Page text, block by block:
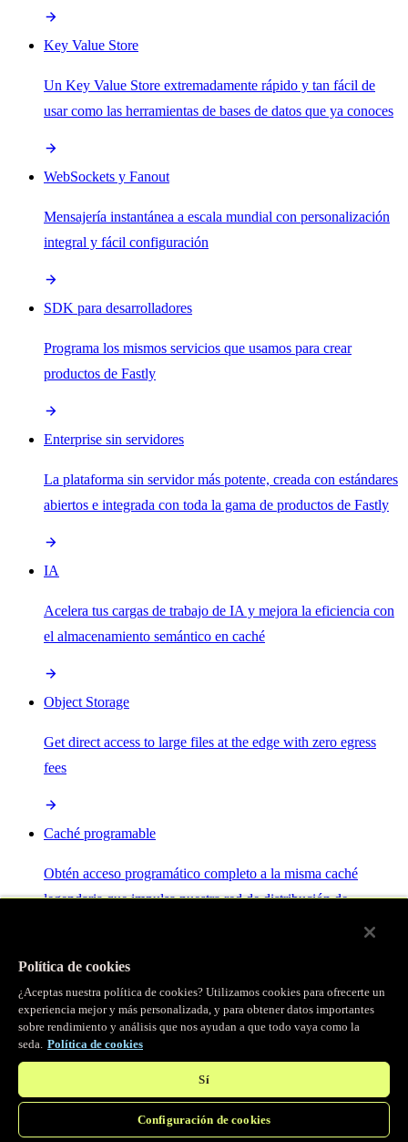
Key Value Store
Un Key Value Store extremadamente rápido y tan fácil de
usar como las herramientas de bases de datos que ya conoces
WebSockets y Fanout
Mensajería instantánea a escala mundial con personalización
integral y fácil configuración
SDK para desarrolladores
Programa los mismos servicios que usamos para crear
productos de Fastly
Enterprise sin servidores
La plataforma sin servidor más potente, creada con estándares
abiertos e integrada con toda la gama de productos de Fastly
IA
Acelera tus cargas de trabajo de IA y mejora la eficiencia con
el almacenamiento semántico en caché
Object Storage
Get direct access to large files at the edge with zero egress
fees
Caché programable
Obtén acceso programático completo a la misma caché
legendaria que impulsa nuestra red de distribución de
Servidor MCP
Control por IA para tus servicios Fastly.
Política de cookies
¿Aceptas nuestra política de cookies? Utilizamos cookies para ofrecerte un
experiencia mejor y más personalizada, y para obtener datos importantes
sobre rendimiento y análisis que nos ayudan a que todo vaya como la
seda. Política de cookies
Sí
Configuración de cookies